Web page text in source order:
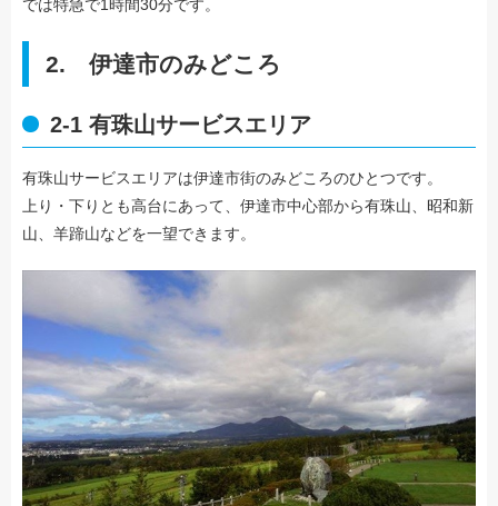
では特急で1時間30分です。
2. 伊達市のみどころ
2-1 有珠山サービスエリア
有珠山サービスエリアは伊達市街のみどころのひとつです。
上り・下りとも高台にあって、伊達市中心部から有珠山、昭和新
山、羊蹄山などを一望できます。